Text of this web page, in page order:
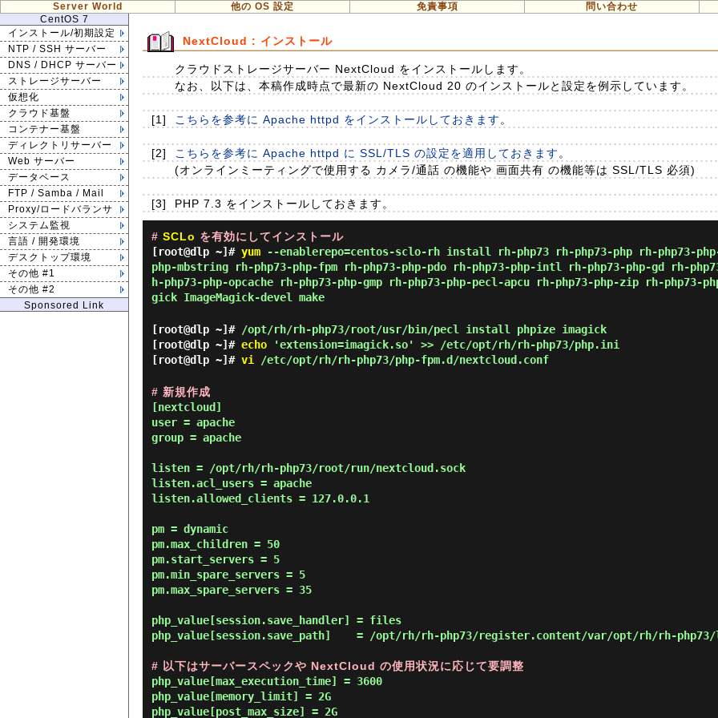
Server World 他の OS 設定 免責事項 問い合わせ
CentOS 7
インストール/初期設定
NTP / SSH サーバー
DNS / DHCP サーバー
ストレージサーバー
仮想化
クラウド基盤
コンテナー基盤
ディレクトリサーバー
Web サーバー
データベース
FTP / Samba / Mail
Proxy/ロードバランサ
システム監視
言語 / 開発環境
デスクトップ環境
その他 #1
その他 #2
Sponsored Link
NextCloud : インストール
クラウドストレージサーバー NextCloud をインストールします。
なお、以下は、本稿作成時点で最新の NextCloud 20 のインストールと設定を例示しています。
[1] こちらを参考に Apache httpd をインストールしておきます 。
[2] こちらを参考に Apache httpd に SSL/TLS の設定を適用しておきます 。
(オンラインミーティングで使用する カメラ/通話 の機能や 画面共有 の機能等は SSL/TLS 必須)
[3] PHP 7.3 をインストールしておきます。
# SCLo を有効にしてインストール
[root@dlp ~]# yum --enablerepo=centos-sclo-rh install rh-php73 rh-php73-php rh-php73-
php-mbstring rh-php73-php-fpm rh-php73-php-pdo rh-php73-php-intl rh-php73-php-gd rh-
h-php73-php-opcache rh-php73-php-gmp rh-php73-php-pecl-apcu rh-php73-php-zip rh-php73-
gick ImageMagick-devel make
[root@dlp ~]# /opt/rh/rh-php73/root/usr/bin/pecl install phpize imagick
[root@dlp ~]# echo 'extension=imagick.so' >> /etc/opt/rh/rh-php73/php.ini
[root@dlp ~]# vi /etc/opt/rh/rh-php73/php-fpm.d/nextcloud.conf
# 新規作成
[nextcloud]
user = apache
group = apache
listen = /opt/rh/rh-php73/root/run/nextcloud.sock
listen.acl_users = apache
listen.allowed_clients = 127.0.0.1
pm = dynamic
pm.max_children = 50
pm.start_servers = 5
pm.min_spare_servers = 5
pm.max_spare_servers = 35
php_value[session.save_handler] = files
php_value[session.save_path]    = /opt/rh/rh-php73/register.content/var/opt/rh/rh-
# 以下はサーバースペックや NextCloud の使用状況に応じて要調整
php_value[max_execution_time] = 3600
php_value[memory_limit] = 2G
php_value[post_max_size] = 2G